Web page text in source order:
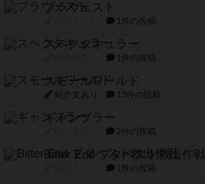
ブラヴェスト
1件の投稿
スペクタキュラー
1件の投稿
スモールワールド
紹介文あり 13件の投稿
ギャンブラー
2件の投稿
Bitter End ブタペスト救出作戦
1件の投稿